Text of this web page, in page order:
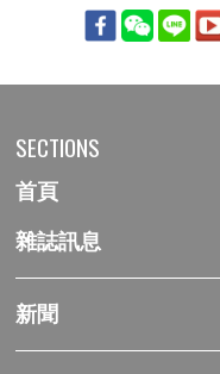
SECTIONS
首頁
雜誌訊息
新聞